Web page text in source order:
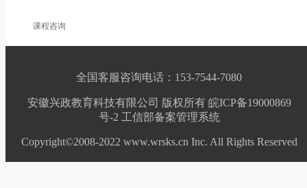
课程咨询
全国客服咨询电话：153-7544-7080
安徽兴政教育科技有限公司 版权所有 皖ICP备19000869
号-2 工信部备案管理系统
Copyright©2008-2022 www.wrsks.cn Inc. All Rights Reserved